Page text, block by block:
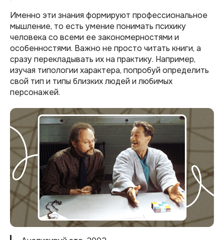
Именно эти знания формируют профессиональное
мышление, то есть умение понимать психику
человека со всеми ее закономерностями и
особенностями. Важно не просто читать книги, а
сразу перекладывать их на практику. Например,
изучая типологии характера, попробуй определить
свой тип и типы близких людей и любимых
персонажей.